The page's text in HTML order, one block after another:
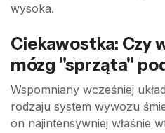
wysoka.
Ciekawostka: Czy
mózg "sprząta"
Wspomniany wcześniej
rodzaju system wywozu
on najintensywniej właśnie